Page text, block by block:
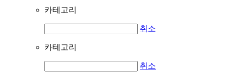
카테고리
취소
카테고리
취소